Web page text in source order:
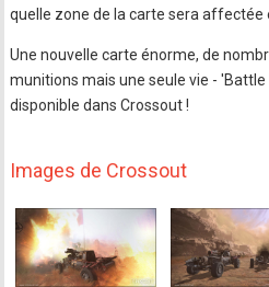
quelle zone de la carte sera affectée
Une nouvelle carte énorme, de
munitions mais une seule vie -
disponible dans Crossout !
Images de Crossout